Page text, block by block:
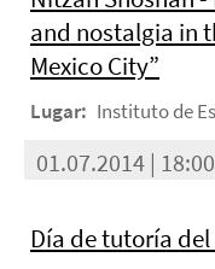
and nostalgia in
Mexico City”
Lugar: Instituto de
01.07.2014 |
Día de tutoría del